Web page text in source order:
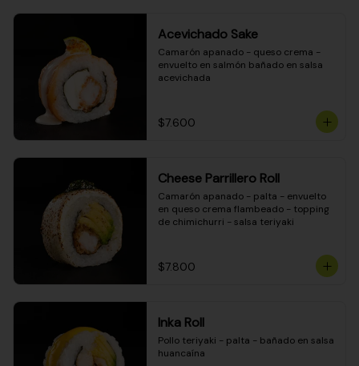
Acevichado Sake
Camarón apanado - queso crema -
envuelto en salmón bañado en salsa
acevichada
$7.600
Cheese Parrillero Roll
Camarón apanado - palta - envuelto
en queso crema flambeado - topping
de chimichurri - salsa teriyaki
$7.800
Inka Roll
Pollo teriyaki - palta - bañado en salsa
huancaína